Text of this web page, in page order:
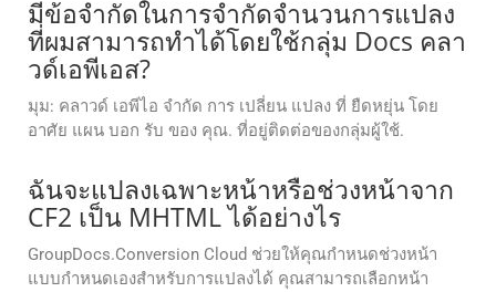
มีข้อจํากัดในการจํากัดจํานวนการแปลง
ที่ผมสามารถทําได้โดยใช้กลุ่ม Docs คลา
วด์เอพีเอส?
มุม: คลาวด์ เอพีไอ จํากัด การ เปลี่ยน แปลง ที่ ยืดหยุ่น โดย
อาศัย แผน บอก รับ ของ คุณ. ที่อยู่ติดต่อของกลุ่มผู้ใช้.
ฉันจะแปลงเฉพาะหน้าหรือช่วงหน้าจาก
CF2 เป็น MHTML ได้อย่างไร
GroupDocs.Conversion Cloud ช่วยให้คุณกำหนดช่วงหน้า
แบบกำหนดเองสำหรับการแปลงได้ คุณสามารถเลือกหน้า